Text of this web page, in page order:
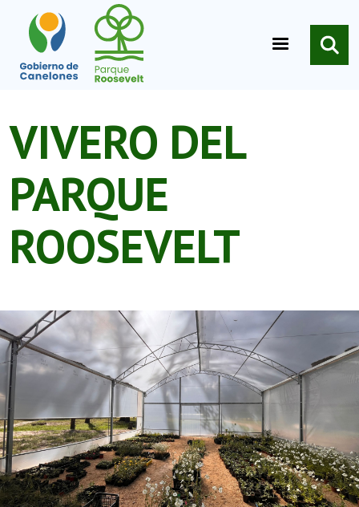
Pasar al contenido principal
VIVERO DEL
PARQUE
ROOSEVELT